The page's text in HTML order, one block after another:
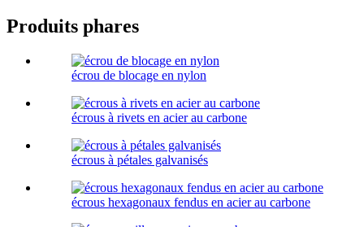
Produits phares
écrou de blocage en nylon
écrous à rivets en acier au carbone
écrous à pétales galvanisés
écrous hexagonaux fendus en acier au carbone